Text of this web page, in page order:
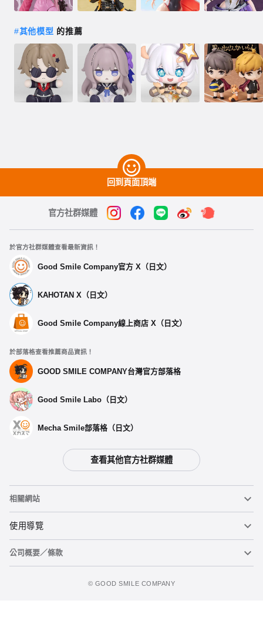
【再販】 CINDORO - 預定於2026年09月發售
開放預購中
DORO 灰姑娘 -預定於 2025年10月發售
#其他模型 的推薦
回到頁面頂端
官方社群媒體
於官方社群媒體查看最新資訊！
Good Smile Company官方 X（日文）
KAHOTAN X（日文）
Good Smile Company線上商店 X（日文）
於部落格查看推薦商品資訊！
GOOD SMILE COMPANY台灣官方部落格
Good Smile Labo（日文）
Mecha Smile部落格（日文）
查看其他官方社群媒體
相關網站
黏土人
黏土人臉部製造機（英文）
使用導覽
重要公告
公司概要／條款
©️ GOOD SMILE COMPANY